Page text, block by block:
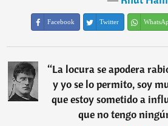
Facebook Twitter
“La locura se apodera
y yo se lo permito, soy
que estoy sometido a
que no tengo